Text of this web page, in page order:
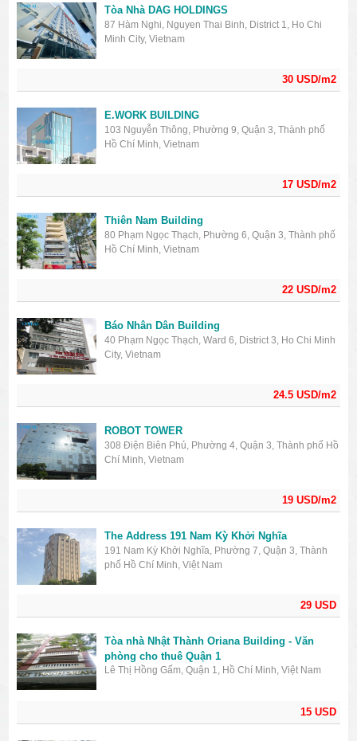
30 USD/m2
Tòa Nhà DAG HOLDINGS
87 Hàm Nghi, Nguyen Thai Binh, District 1, Ho Chi
Minh City, Vietnam
17 USD/m2
E.WORK BUILDING
103 Nguyễn Thông, Phường 9, Quận 3, Thành phố
Hồ Chí Minh, Vietnam
22 USD/m2
Thiên Nam Building
80 Phạm Ngọc Thạch, Phường 6, Quận 3, Thành phố
Hồ Chí Minh, Vietnam
24.5 USD/m2
Báo Nhân Dân Building
40 Phạm Ngọc Thạch, Ward 6, District 3, Ho Chi Minh
City, Vietnam
19 USD/m2
ROBOT TOWER
308 Điện Biên Phủ, Phường 4, Quận 3, Thành phố Hồ
Chí Minh, Vietnam
29 USD
The Address 191 Nam Kỳ Khởi Nghĩa
191 Nam Kỳ Khởi Nghĩa, Phường 7, Quận 3, Thành
phố Hồ Chí Minh, Việt Nam
15 USD
Tòa nhà Nhật Thành Oriana Building - Văn
phòng cho thuê Quận 1
Lê Thị Hồng Gấm, Quận 1, Hồ Chí Minh, Việt Nam